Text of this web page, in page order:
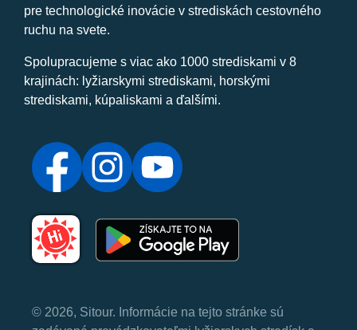
pre technologické inovácie v strediskách cestovného
ruchu na svete.
Spolupracujeme s viac ako 1000 strediskami v 8
krajinách: lyžiarskymi strediskami, horskými
strediskami, kúpaliskami a ďalšími.
© 2026, Sitour. Informácie na tejto stránke sú